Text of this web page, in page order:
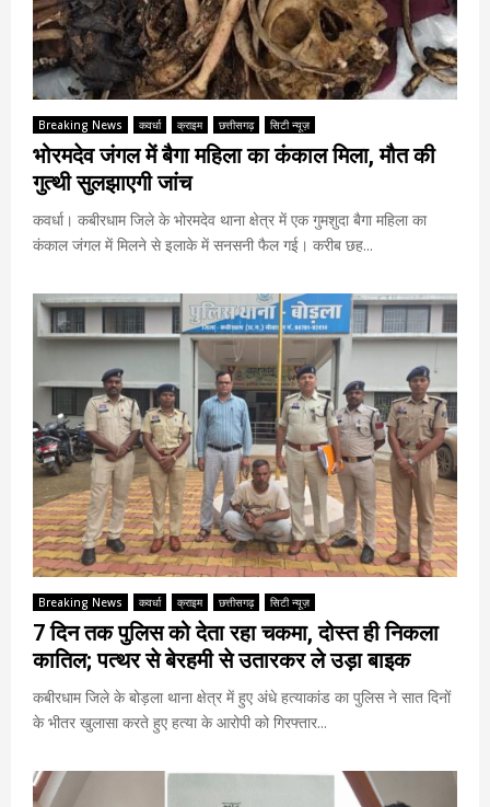
Breaking News कवर्धा क्राइम छत्तीसगढ़ सिटी न्यूज़
भोरमदेव जंगल में बैगा महिला का कंकाल मिला, मौत की
गुत्थी सुलझाएगी जांच
कवर्धा। कबीरधाम जिले के भोरमदेव थाना क्षेत्र में एक गुमशुदा बैगा महिला का
कंकाल जंगल में मिलने से इलाके में सनसनी फैल गई। करीब छह...
Breaking News कवर्धा क्राइम छत्तीसगढ़ सिटी न्यूज़
7 दिन तक पुलिस को देता रहा चकमा, दोस्त ही निकला
कातिल; पत्थर से बेरहमी से उतारकर ले उड़ा बाइक
कबीरधाम जिले के बोड़ला थाना क्षेत्र में हुए अंधे हत्याकांड का पुलिस ने सात दिनों
के भीतर खुलासा करते हुए हत्या के आरोपी को गिरफ्तार...